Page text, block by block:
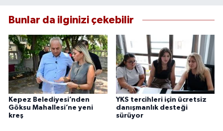
Bunlar da ilginizi çekebilir
Kepez Belediyesi’nden
Göksu Mahallesi’ne yeni
kreş
YKS tercihleri için ücretsiz
danışmanlık desteği
sürüyor